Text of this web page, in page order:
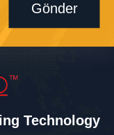
Gönder
Technology